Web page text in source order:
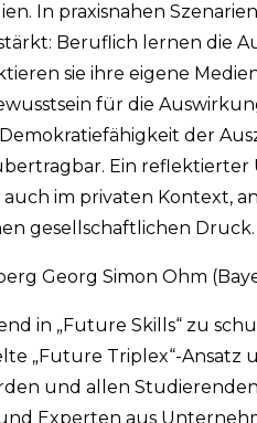
In praxisnahen
Beruflich lernen die
sie ihre eigene
für die
der
Ein reflektierter
im privaten Kontext,
gesellschaftlichen
Georg Simon Ohm
in „Future Skills“ zu
„Future Triplex“-Ansatz
und allen
Experten aus